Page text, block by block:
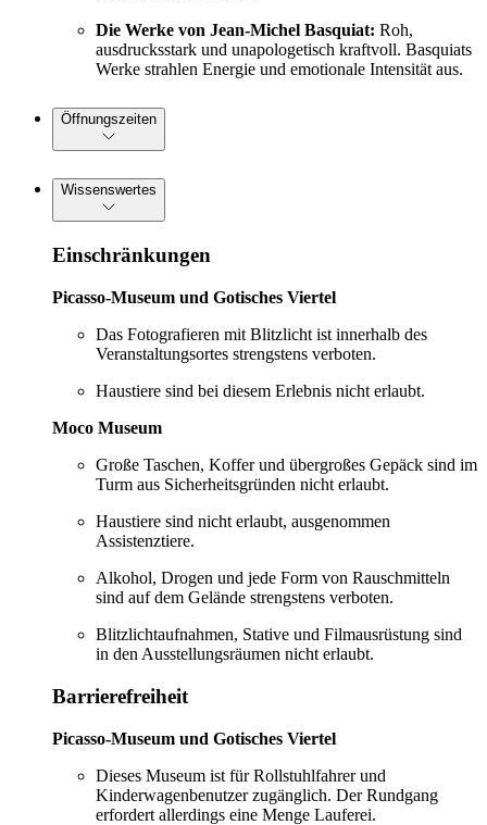
Die Werke von Jean-Michel Basquiat: Roh,
ausdrucksstark und unapologetisch kraftvoll. Basquiats
Werke strahlen Energie und emotionale Intensität aus.
Öffnungszeiten
Wissenswertes
Einschränkungen
Picasso-Museum und Gotisches Viertel
Das Fotografieren mit Blitzlicht ist innerhalb des
Veranstaltungsortes strengstens verboten.
Haustiere sind bei diesem Erlebnis nicht erlaubt.
Moco Museum
Große Taschen, Koffer und übergroßes Gepäck sind im
Turm aus Sicherheitsgründen nicht erlaubt.
Haustiere sind nicht erlaubt, ausgenommen
Assistenztiere.
Alkohol, Drogen und jede Form von Rauschmitteln
sind auf dem Gelände strengstens verboten.
Blitzlichtaufnahmen, Stative und Filmausrüstung sind
in den Ausstellungsräumen nicht erlaubt.
Barrierefreiheit
Picasso-Museum und Gotisches Viertel
Dieses Museum ist für Rollstuhlfahrer und
Kinderwagenbenutzer zugänglich. Der Rundgang
erfordert allerdings eine Menge Lauferei.